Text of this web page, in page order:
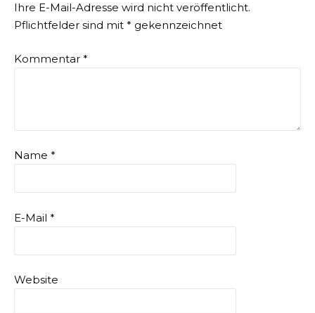
Ihre E-Mail-Adresse wird nicht veröffentlicht.
Pflichtfelder sind mit * gekennzeichnet
Kommentar *
Name *
E-Mail *
Website